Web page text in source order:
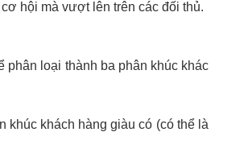
hội mà vượt lên trên các đối thủ.
phân loại thành ba phân khúc khác
khúc khách hàng giàu có (có thể là